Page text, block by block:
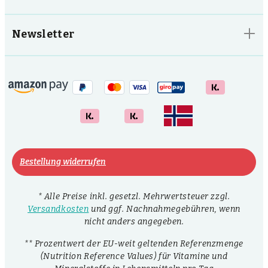
Newsletter
Bestellung widerrufen
* Alle Preise inkl. gesetzl. Mehrwertsteuer zzgl.
Versandkosten und ggf. Nachnahmegebühren, wenn
nicht anders angegeben.
** Prozentwert der EU-weit geltenden Referenzmenge
(Nutrition Reference Values) für Vitamine und